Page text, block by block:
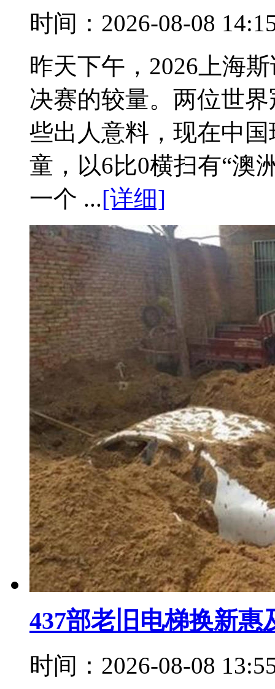
时间：2026-08-08
昨天下午，2026上海
决赛的较量。两位世
些出人意料，现在中
童，以6比0横扫有“澳
一个 ...[详细]
437部老旧电梯换新惠
时间：2026-08-08